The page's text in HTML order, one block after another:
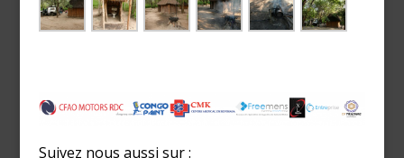
Suivez nous aussi sur :